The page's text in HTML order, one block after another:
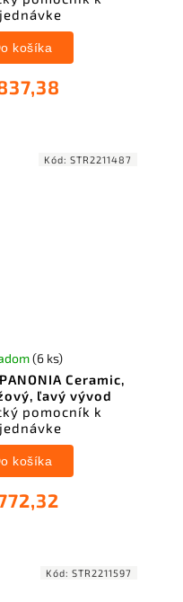
košíka
Ceramic,
ľavý vývod
pomocník k
(6 ks)
košíka
Kód:STR2211487
Kód:STR2211597